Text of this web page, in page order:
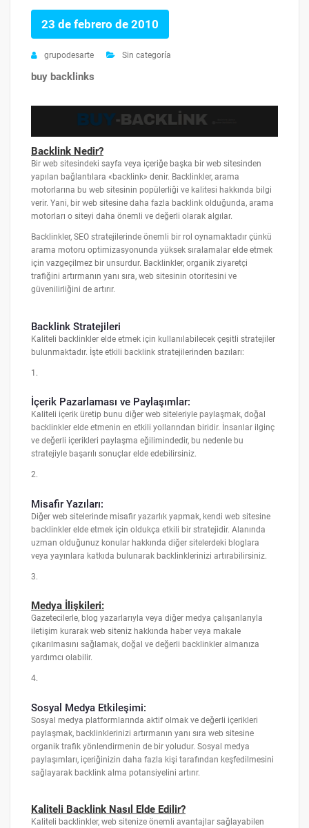
23 de febrero de 2010
grupodesarte Sin categoría
buy backlinks
Backlink Nedir?
Bir web sitesindeki sayfa veya içeriğe başka bir web sitesinden
yapılan bağlantılara «backlink» denir. Backlinkler, arama
motorlarına bu web sitesinin popülerliği ve kalitesi hakkında bilgi
verir. Yani, bir web sitesine daha fazla backlink olduğunda, arama
motorları o siteyi daha önemli ve değerli olarak algılar.
Backlinkler, SEO stratejilerinde önemli bir rol oynamaktadır çünkü
arama motoru optimizasyonunda yüksek sıralamalar elde etmek
için vazgeçilmez bir unsurdur. Backlinkler, organik ziyaretçi
trafiğini artırmanın yanı sıra, web sitesinin otoritesini ve
güvenilirliğini de artırır.
Backlink Stratejileri
Kaliteli backlinkler elde etmek için kullanılabilecek çeşitli stratejiler
bulunmaktadır. İşte etkili backlink stratejilerinden bazıları:
1.
İçerik Pazarlaması ve Paylaşımlar:
Kaliteli içerik üretip bunu diğer web siteleriyle paylaşmak, doğal
backlinkler elde etmenin en etkili yollarından biridir. İnsanlar ilginç
ve değerli içerikleri paylaşma eğilimindedir, bu nedenle bu
stratejiyle başarılı sonuçlar elde edebilirsiniz.
2.
Misafir Yazıları:
Diğer web sitelerinde misafir yazarlık yapmak, kendi web sitesine
backlinkler elde etmek için oldukça etkili bir stratejidir. Alanında
uzman olduğunuz konular hakkında diğer sitelerdeki bloglara
veya yayınlara katkıda bulunarak backlinklerinizi artırabilirsiniz.
3.
Medya İlişkileri:
Gazetecilerle, blog yazarlarıyla veya diğer medya çalışanlarıyla
iletişim kurarak web siteniz hakkında haber veya makale
çıkarılmasını sağlamak, doğal ve değerli backlinkler almanıza
yardımcı olabilir.
4.
Sosyal Medya Etkileşimi:
Sosyal medya platformlarında aktif olmak ve değerli içerikleri
paylaşmak, backlinklerinizi artırmanın yanı sıra web sitesine
organik trafik yönlendirmenin de bir yoludur. Sosyal medya
paylaşımları, içeriğinizin daha fazla kişi tarafından keşfedilmesini
sağlayarak backlink alma potansiyelini artırır.
Kaliteli Backlink Nasıl Elde Edilir?
Kaliteli backlinkler, web sitenize önemli avantajlar sağlayabilen